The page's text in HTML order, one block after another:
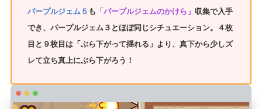
パープルジェム５ も 「パープルジェムのかけら」 収集で入手
でき、パープルジェム３とほぼ同じシチュエーション。４枚
目と９枚目は「ぶら下がって揺れる」より、真下から少しズ
レて立ち真上にぶら下がろう！